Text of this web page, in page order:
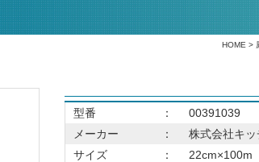
HOME >
型番 ：
00391039
メーカー
：
株式会社キッ
サイズ
：
22cm×100m